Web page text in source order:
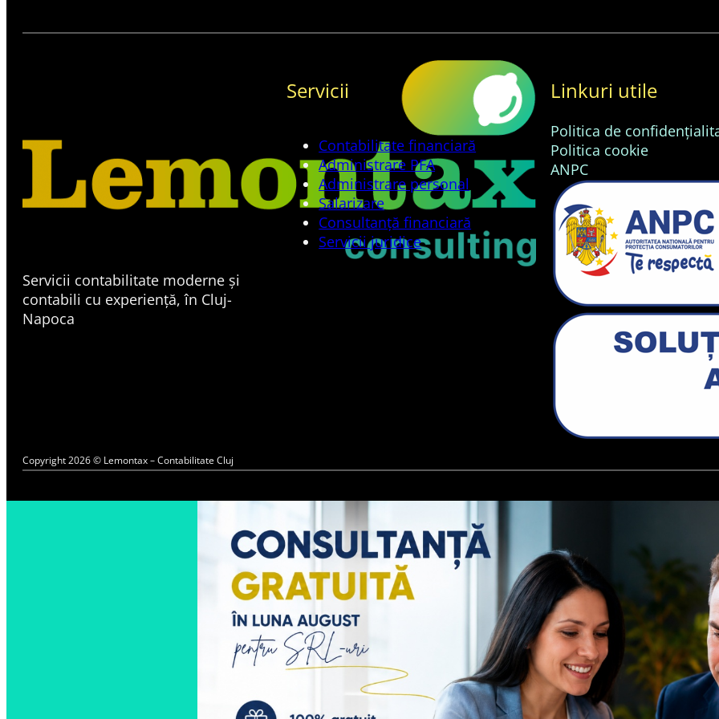
Servicii contabilitate moderne și
contabili cu experiență, în Cluj-
Napoca
Servicii
Contabilitate financiară
Administrare PFA
Administrare personal
Salarizare
Consultanță financiară
Servicii juridice
Linkuri utile
Politica de
Politica cookie
ANPC
Copyright 2026 © Lemontax – Contabilitate Cluj